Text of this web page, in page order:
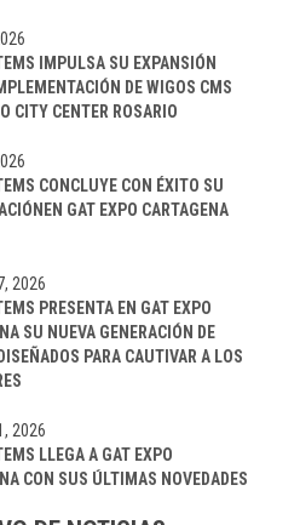
IMPULSA SU EXPANSIÓN
DE WIGOS CMS
CITY CENTER ROSARIO
CONCLUYE CON ÉXITO SU
GAT EXPO CARTAGENA
PRESENTA EN GAT EXPO
SU NUEVA GENERACIÓN DE
PARA CAUTIVAR A LOS
2026
LLEGA A GAT EXPO
CON SUS ÚLTIMAS NOVEDADES
2026